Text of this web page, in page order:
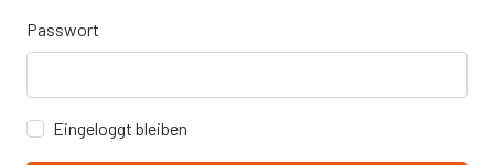
Passwort
Eingeloggt bleiben